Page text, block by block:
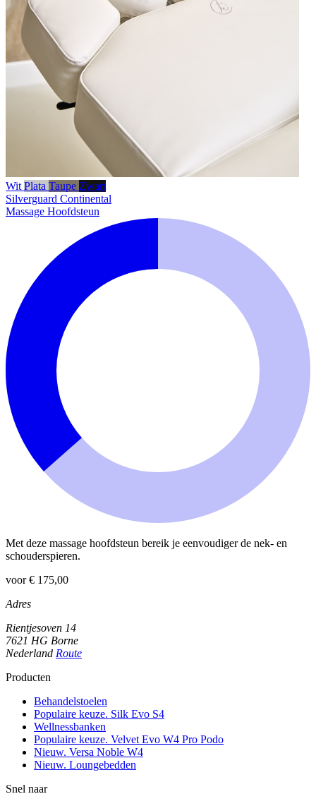
Wit Plata Taupe Zwart
Silverguard Continental
Massage Hoofdsteun
Met deze massage hoofdsteun bereik je eenvoudiger de nek- en
schouderspieren.
voor € 175,00
Adres
Rientjesoven 14
7621 HG Borne
Nederland Route
Producten
Behandelstoelen
Populaire keuze. Silk Evo S4
Wellnessbanken
Populaire keuze. Velvet Evo W4 Pro Podo
Nieuw. Versa Noble W4
Nieuw. Loungebedden
Snel naar